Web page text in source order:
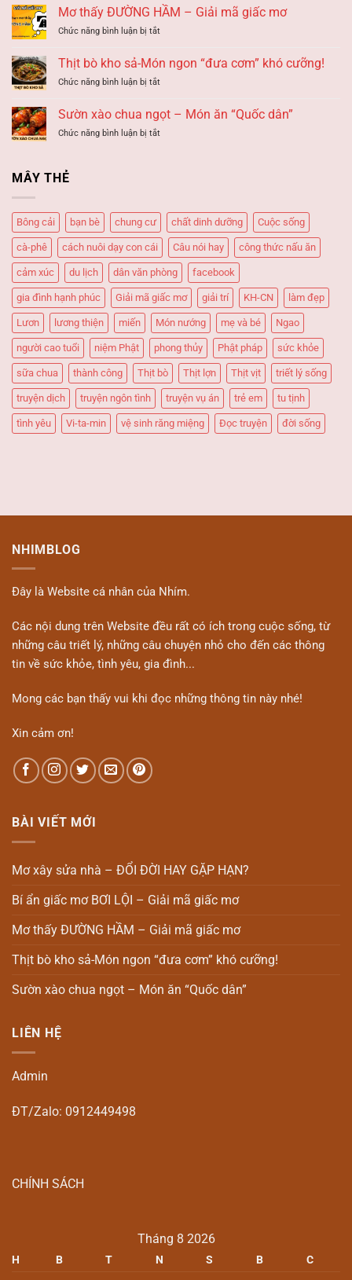
ĐỔI
HAY
HẠN?
ẩn
giấc
mơ
LỘI
Giải
giấc
Mơ thấy ĐƯỜNG HẦM – Giải mã giấc mơ
Chức năng bình luận bị tắtở
ĐƯỜNG
HẦM
Giải
mã
giấc
Thịt bò kho sả-Món ngon “đưa cơm” khó cưỡng!
Chức năng bình luận bị tắtở
bò
kho
sả-
cưỡng!
Sườn xào chua ngọt – Món ăn “Quốc dân”
Chức năng bình luận bị tắtở
Món
“Quốc
dân”
MÂY THẺ
Bông cải bạn bè chung cư chất dinh dưỡng Cuộc sống
cà-phê cách nuôi dạy con cái Câu nói hay công thức nấu ăn
cảm xúc du lịch dân văn phòng facebook
gia đình hạnh phúc Giải mã giấc mơ giải trí KH-CN làm đẹp
Lươn lương thiện miến Món nướng mẹ và bé Ngao
người cao tuổi niệm Phật phong thủy Phật pháp sức khỏe
sữa chua thành công Thịt bò Thịt lợn Thịt vịt triết lý sống
truyện dịch truyện ngôn tình truyện vụ án trẻ em tu tịnh
tình yêu Vi-ta-min vệ sinh răng miệng Đọc truyện đời sống
NHIMBLOG
Đây là Website cá nhân của Nhím.
Các nội dung trên Website đều rất có ích trong cuộc sống, từ
những câu triết lý, những câu chuyện nhỏ cho đến các thông
tin về sức khỏe, tình yêu, gia đình...
Mong các bạn thấy vui khi đọc những thông tin này nhé!
Xin cảm ơn!
BÀI VIẾT MỚI
Mơ xây sửa nhà – ĐỔI ĐỜI HAY GẶP HẠN?
Bí ẩn giấc mơ BƠI LỘI – Giải mã giấc mơ
Mơ thấy ĐƯỜNG HẦM – Giải mã giấc mơ
Thịt bò kho sả-Món ngon “đưa cơm” khó cưỡng!
Sườn xào chua ngọt – Món ăn “Quốc dân”
LIÊN HỆ
Admin
ĐT/Zalo: 0912449498
CHÍNH SÁCH
Tháng 8 2026
H B T N S B
C